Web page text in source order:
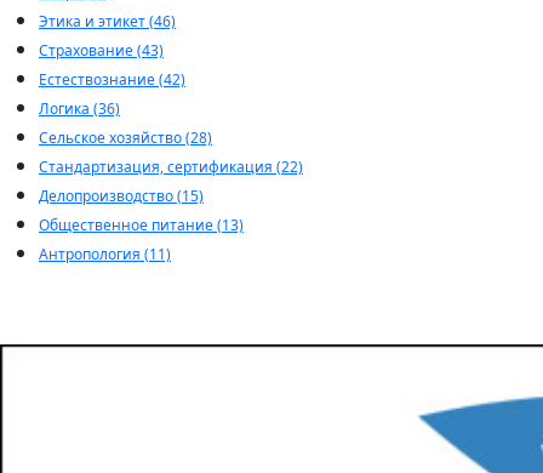
Этика и этикет (46)
Страхование (43)
Естествознание (42)
Логика (36)
Сельское хозяйство (28)
Стандартизация, сертификация (22)
Делопроизводство (15)
Общественное питание (13)
Антропология (11)